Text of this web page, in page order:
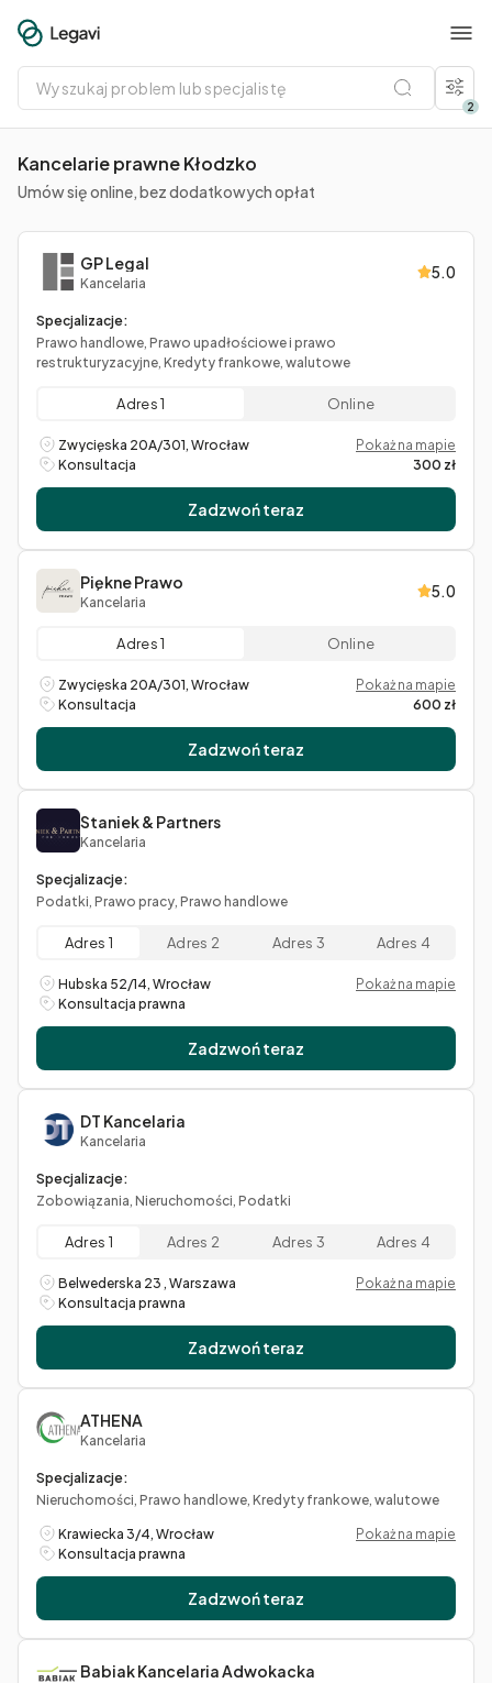
Wyszukaj
problem
lub
specjalistę
2
Kancelarie prawne Kłodzko
Umów się online, bez dodatkowych opłat
GP Legal
Kancelaria
5.0
Specjalizacje:
Prawo handlowe, Prawo upadłościowe i prawo
restrukturyzacyjne, Kredyty frankowe, walutowe
Adres 1 Online
Zwycięska 20A/301, Wrocław
Pokaż na mapie
Konsultacja
300 zł
Zadzwoń teraz
Piękne Prawo
Kancelaria
5.0
Adres 1 Online
Zwycięska 20A/301, Wrocław
Pokaż na mapie
Konsultacja
600 zł
Zadzwoń teraz
Staniek & Partners
Kancelaria
Specjalizacje:
Podatki, Prawo pracy, Prawo handlowe
Adres 1 Adres 2 Adres 3 Adres 4
Hubska 52/14, Wrocław
Pokaż na mapie
Konsultacja prawna
Zadzwoń teraz
DT Kancelaria
Kancelaria
Specjalizacje:
Zobowiązania, Nieruchomości, Podatki
Adres 1 Adres 2 Adres 3 Adres 4
Belwederska 23 , Warszawa
Pokaż na mapie
Konsultacja prawna
Zadzwoń teraz
ATHENA
Kancelaria
Specjalizacje:
Nieruchomości, Prawo handlowe, Kredyty frankowe, walutowe
Krawiecka 3/4, Wrocław
Pokaż na mapie
Konsultacja prawna
Zadzwoń teraz
Babiak Kancelaria Adwokacka